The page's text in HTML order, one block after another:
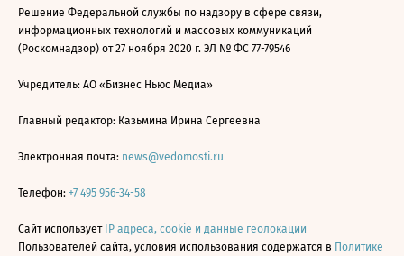
Решение Федеральной службы по надзору в сфере связи,
информационных технологий и массовых коммуникаций
(Роскомнадзор) от 27 ноября 2020 г. ЭЛ № ФС 77-79546
Учредитель: АО «Бизнес Ньюс Медиа»
Главный редактор: Казьмина Ирина Сергеевна
Электронная почта: news@vedomosti.ru
Телефон: +7 495 956-34-58
Сайт использует IP адреса, cookie и данные геолокации
Пользователей сайта, условия использования содержатся в Политике